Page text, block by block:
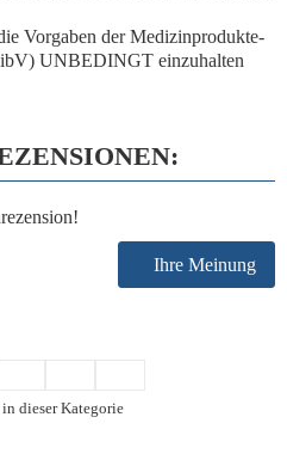
Vorgaben der Medizinprodukte-
UNBEDINGT einzuhalten
Ihre Meinung
dieser Kategorie